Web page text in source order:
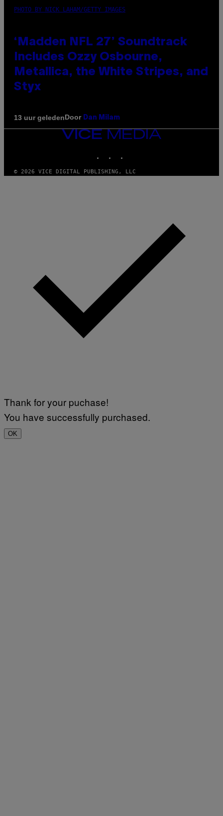
PHOTO BY NICK LAHAM/GETTY IMAGES
‘Madden NFL 27’ Soundtrack
Includes Ozzy Osbourne,
Metallica, the White Stripes, and
Styx
13 uur geledenDoor Dan Milam
VICE
© 2026 VICE DIGITAL PUBLISHING, LLC
Thank for your puchase!
You have successfully purchased.
OK